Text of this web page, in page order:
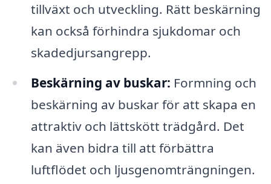
tillväxt och utveckling. Rätt beskärning
kan också förhindra sjukdomar och
skadedjursangrepp.
Beskärning av buskar: Formning och
beskärning av buskar för att skapa en
attraktiv och lättskött trädgård. Det
kan även bidra till att förbättra
luftflödet och ljusgenomträngningen.